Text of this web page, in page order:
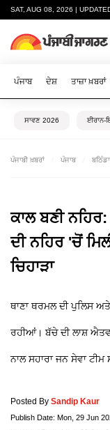
SAT, AUG 08, 2026 |
ਪੰਜਾਬ ਦੇਸ਼ ਤਾਜ਼ਾ ਖ਼ਬਰਾਂ
ਸਾਵਣ 2026 ਈਰਾਨ-
ਪੰਜਾਬੀ ਖ਼ਬਰਾਂ ਪੰਜਾਬ ਬਠਿੰਡਾ
ਕਾਲ ਬਣੀ
ਦੀ ਨਹਿਰ 'ਚੋਂ
ਚਿਹਾੜਾ
ਥਾਣਾ ਥਰਮਲ ਦੀ ਪੁਲਿਸ
ਰਹੀਆਂ। ਬੱਚੇ ਦੀ ਲਾਸ਼
ਨਾਲ ਸਹਾਰਾ ਜਨ ਸੇਵਾ ਟੀਮ
Posted By Sandip Kaur
Publish Date: Mon, 29 Jun